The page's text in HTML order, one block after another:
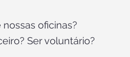
oficinas?
Ser voluntário?